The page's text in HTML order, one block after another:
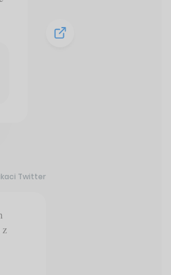
Twitter